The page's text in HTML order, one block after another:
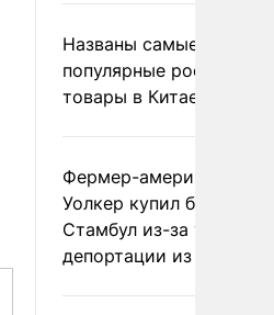
Названы самые
популярные российские
товары в Китае
Фермер-американец
Уолкер купил билет в
Стамбул из-за угрозы
депортации из России